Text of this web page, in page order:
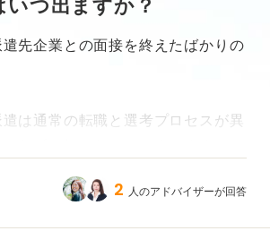
つ出ますか？
先企業との面接を終えたばかりの
は通常の転職と選考プロセスが異
と言われたものの、すでに数日経
2 人のアドバイザーが回答